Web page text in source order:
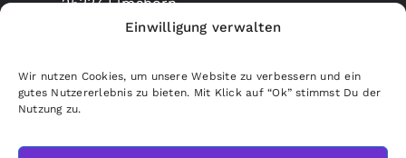
Einwilligung verwalten
Wir nutzen Cookies, um unsere Website zu verbessern und ein
gutes Nutzererlebnis zu bieten. Mit Klick auf “Ok” stimmst Du der
Nutzung zu.
Nützliche Links